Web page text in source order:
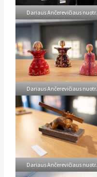
Dariaus Ančerevičiaus nuotr.
Dariaus Ančerevičiaus nuotr.
Dariaus Ančerevičiaus nuotr.